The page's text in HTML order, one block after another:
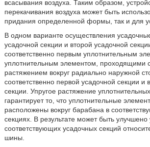
всасывания воздуха. Таким образом,
перекачивания воздуха может быть
придания определенной формы, так и для
В одном варианте осуществления
усадочной секции и второй усадочной
соответственно первым уплотнительным
уплотнительным элементом, проходящими
растяжением вокруг радиально наружной
соответственно первой усадочной секции и
секции. Упругое растяжение
гарантирует то, что уплотнительные
расположены вокруг барабана в
секциях. В результате может быть улучшено
соответствующих усадочных секций
шины.